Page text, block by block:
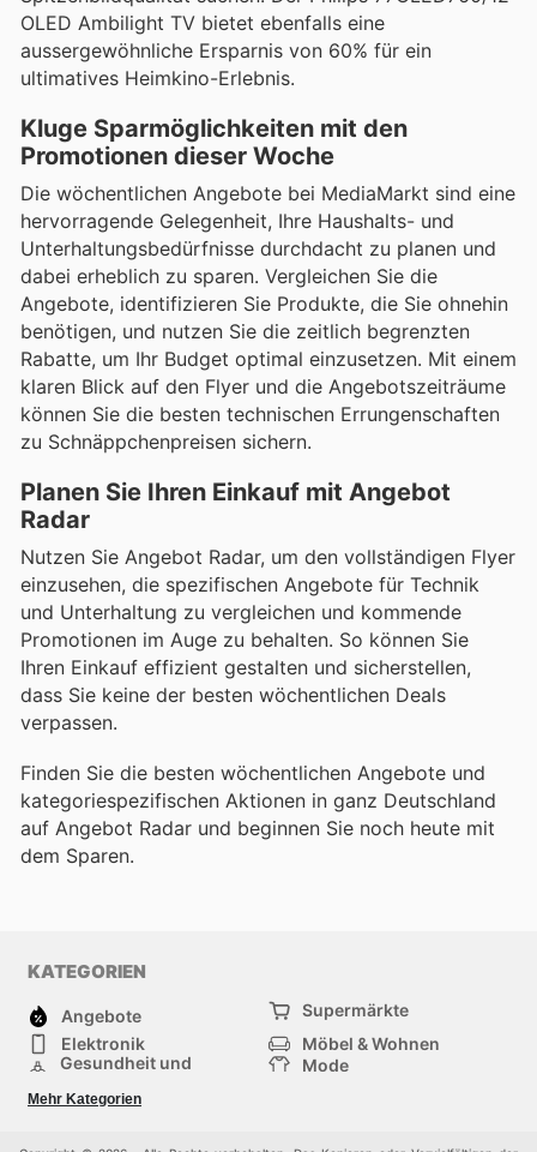
OLED Ambilight TV bietet ebenfalls eine
aussergewöhnliche Ersparnis von 60% für ein
ultimatives Heimkino-Erlebnis.
Kluge Sparmöglichkeiten mit den
Promotionen dieser Woche
Die wöchentlichen Angebote bei MediaMarkt sind eine
hervorragende Gelegenheit, Ihre Haushalts- und
Unterhaltungsbedürfnisse durchdacht zu planen und
dabei erheblich zu sparen. Vergleichen Sie die
Angebote, identifizieren Sie Produkte, die Sie ohnehin
benötigen, und nutzen Sie die zeitlich begrenzten
Rabatte, um Ihr Budget optimal einzusetzen. Mit einem
klaren Blick auf den Flyer und die Angebotszeiträume
können Sie die besten technischen Errungenschaften
zu Schnäppchenpreisen sichern.
Planen Sie Ihren Einkauf mit Angebot
Radar
Nutzen Sie Angebot Radar, um den vollständigen Flyer
einzusehen, die spezifischen Angebote für Technik
und Unterhaltung zu vergleichen und kommende
Promotionen im Auge zu behalten. So können Sie
Ihren Einkauf effizient gestalten und sicherstellen,
dass Sie keine der besten wöchentlichen Deals
verpassen.
Finden Sie die besten wöchentlichen Angebote und
kategoriespezifischen Aktionen in ganz Deutschland
auf Angebot Radar und beginnen Sie noch heute mit
dem Sparen.
KATEGORIEN
Angebote
Supermärkte
Elektronik
Möbel & Wohnen
Gesundheit und
Mode
Sportartikel und
Sportbekleidung
Mehr Kategorien